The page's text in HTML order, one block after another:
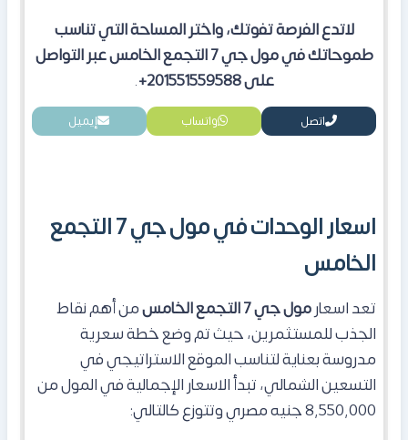
لاتدع الفرصة تفوتك، واختر المساحة التي تناسب
طموحاتك في مول جي 7 التجمع الخامس عبر التواصل
على 201551559588+
.
اتصل واتساب إيميل
اسعار الوحدات في مول جي 7 التجمع
الخامس
تعد اسعارمول جي 7 التجمع الخامس
من أهم نقاط
الجذب للمستثمرين، حيث تم وضع خطة سعرية
مدروسة بعناية لتناسب الموقع الاستراتيجي في
التسعين الشمالي، تبدأ الاسعار الإجمالية في المولمن
8,550,000 جنيه مصري وتتوزع كالتالي: